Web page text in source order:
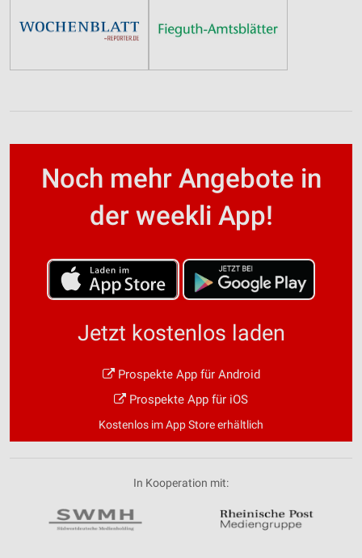
Noch mehr Angebote in
der weekli App!
Jetzt kostenlos laden
Prospekte App für Android
Prospekte App für iOS
Kostenlos im App Store erhältlich
In Kooperation mit: